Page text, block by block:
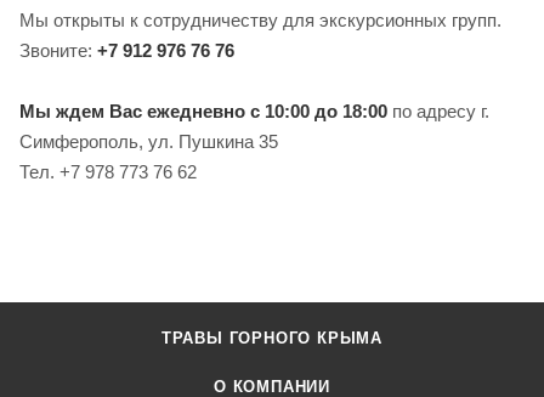
Мы открыты к сотрудничеству для экскурсионных групп.
Звоните: +7 912 976 76 76
Мы ждем Вас ежедневно с 10:00 до 18:00 по адресу г.
Симферополь, ул. Пушкина 35
Тел. +7 978 773 76 62
ТРАВЫ ГОРНОГО КРЫМА
О КОМПАНИИ